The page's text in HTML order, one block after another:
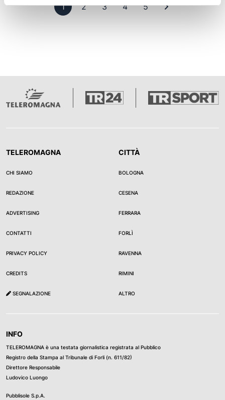
1 Pagina 1
2Pagina 2
3Pagina 3
4Pagina 4
5Pagina 5Ultima pagina
TELEROMAGNA
CHI SIAMO
REDAZIONE
ADVERTISING
CONTATTI
PRIVACY POLICY
CREDITS
SEGNALAZIONE
CITTÀ
BOLOGNA
CESENA
FERRARA
FORLÌ
RAVENNA
RIMINI
ALTRO
INFO
TELEROMAGNA è una testata giornalistica registrata al Pubblico
Registro della Stampa al Tribunale di Forli (n. 611/82)
Direttore Responsabile
Ludovico Luongo
Pubblisole S.p.A.